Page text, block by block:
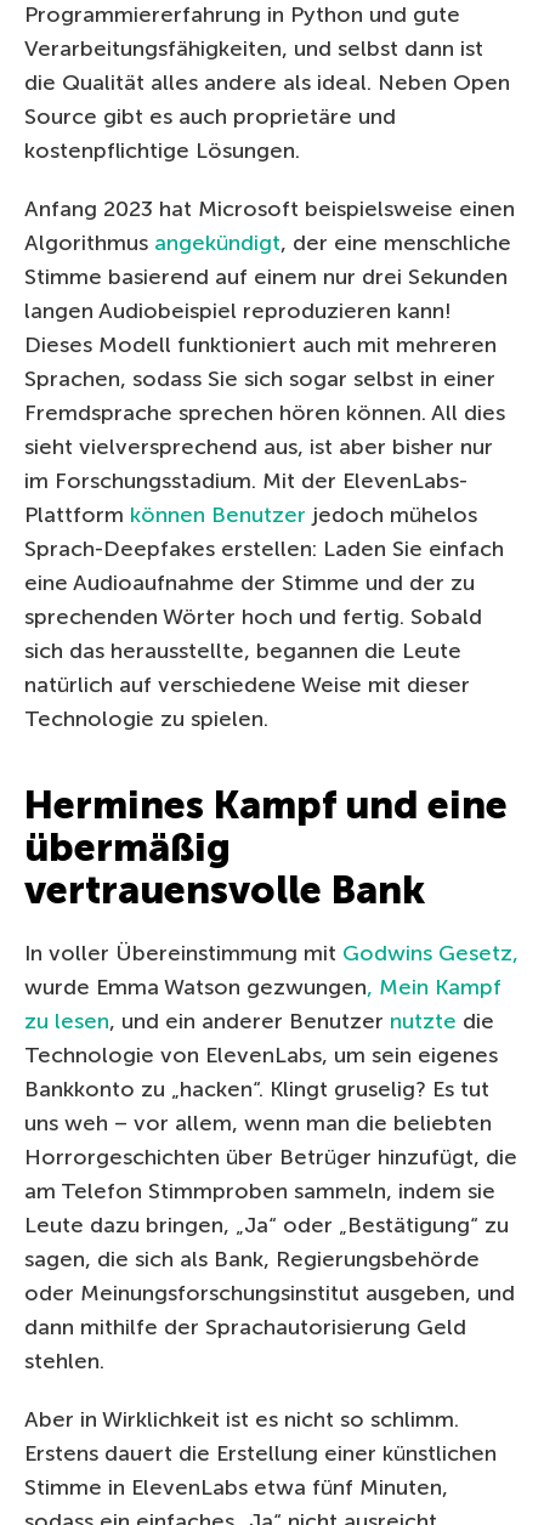
Programmiererfahrung in Python und gute
Verarbeitungsfähigkeiten, und selbst dann ist
die Qualität alles andere als ideal. Neben Open
Source gibt es auch proprietäre und
kostenpflichtige Lösungen.
Anfang 2023 hat Microsoft beispielsweise einen
Algorithmus angekündigt, der eine menschliche
Stimme basierend auf einem nur drei Sekunden
langen Audiobeispiel reproduzieren kann!
Dieses Modell funktioniert auch mit mehreren
Sprachen, sodass Sie sich sogar selbst in einer
Fremdsprache sprechen hören können. All dies
sieht vielversprechend aus, ist aber bisher nur
im Forschungsstadium. Mit der ElevenLabs-
Plattform können Benutzer jedoch mühelos
Sprach-Deepfakes erstellen: Laden Sie einfach
eine Audioaufnahme der Stimme und der zu
sprechenden Wörter hoch und fertig. Sobald
sich das herausstellte, begannen die Leute
natürlich auf verschiedene Weise mit dieser
Technologie zu spielen.
Hermines Kampf und eine
übermäßig
vertrauensvolle Bank
In voller Übereinstimmung mit Godwins Gesetz,
wurde Emma Watson gezwungen, Mein Kampf
zu lesen, und ein anderer Benutzer nutzte die
Technologie von ElevenLabs, um sein eigenes
Bankkonto zu „hacken“. Klingt gruselig? Es tut
uns weh – vor allem, wenn man die beliebten
Horrorgeschichten über Betrüger hinzufügt, die
am Telefon Stimmproben sammeln, indem sie
Leute dazu bringen, „Ja“ oder „Bestätigung“ zu
sagen, die sich als Bank, Regierungsbehörde
oder Meinungsforschungsinstitut ausgeben, und
dann mithilfe der Sprachautorisierung Geld
stehlen.
Aber in Wirklichkeit ist es nicht so schlimm.
Erstens dauert die Erstellung einer künstlichen
Stimme in ElevenLabs etwa fünf Minuten,